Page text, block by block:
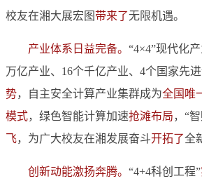
校友在湘大展宏图带来了无限机遇。
产业体系日益完备。 “4×4”现代化
万亿产业、16个千亿产业、4个国家先
势，自主安全计算产业集群成为全国唯
模式，绿色智能计算加速抢滩布局，“
飞，为广大校友在湘发展奋斗开拓了全
创新动能激扬奔腾。 “4+4科创工程”